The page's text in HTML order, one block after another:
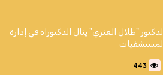
الدكتور "طلال العنزي" ينال الدكتوراه في إدارة
المستشفيات
443